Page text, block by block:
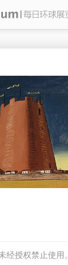
授权禁止使用。